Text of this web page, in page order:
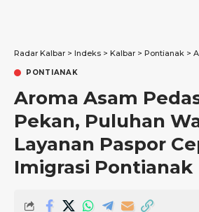
Radar Kalbar > Indeks > Kalbar > Pontianak >
PONTIANAK
Aroma Asam
Pekan, Puluhan
Layanan Paspor
Imigrasi Pontianak